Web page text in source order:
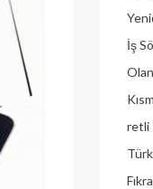
İş
retli